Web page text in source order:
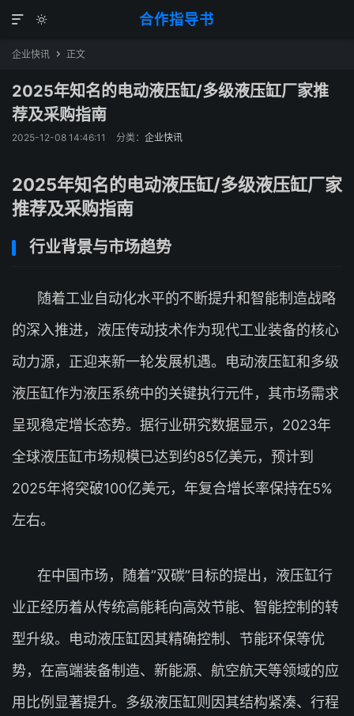
合作指导书


企业快讯  正文
2025年知名的电动液压缸/多级液压缸厂家推
荐及采购指南
2025-12-08 14:46:11 分类： 企业快讯
2025年知名的电动液压缸/多级液压缸厂家
推荐及采购指南
行业背景与市场趋势
随着工业自动化水平的不断提升和智能制造战略
的深入推进，液压传动技术作为现代工业装备的核心
动力源，正迎来新一轮发展机遇。电动液压缸和多级
液压缸作为液压系统中的关键执行元件，其市场需求
呈现稳定增长态势。据行业研究数据显示，2023年
全球液压缸市场规模已达到约85亿美元，预计到
2025年将突破100亿美元，年复合增长率保持在5%
左右。
在中国市场，随着”双碳”目标的提出，液压缸行
业正经历着从传统高能耗向高效节能、智能控制的转
型升级。电动液压缸因其精确控制、节能环保等优
势，在高端装备制造、新能源、航空航天等领域的应
用比例显著提升。多级液压缸则因其结构紧凑、行程